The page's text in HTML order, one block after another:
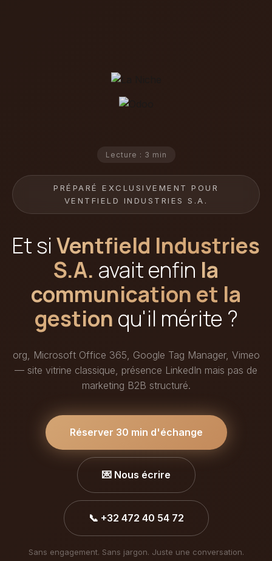
Lecture : 3 min
PRÉPARÉ EXCLUSIVEMENT POUR
VENTFIELD INDUSTRIES S.A.
Et siVentfield Industries
S.A. avait enfin la
communication et la
gestion qu'il mérite ?
org, Microsoft Office 365, Google Tag Manager, Vimeo
— site vitrine classique, présence LinkedIn mais pas de
marketing B2B structuré.
Réserver 30 min d'échange
💌 Nous écrire
📞 +32 472 40 54 72
Sans engagement. Sans jargon. Juste une conversation.